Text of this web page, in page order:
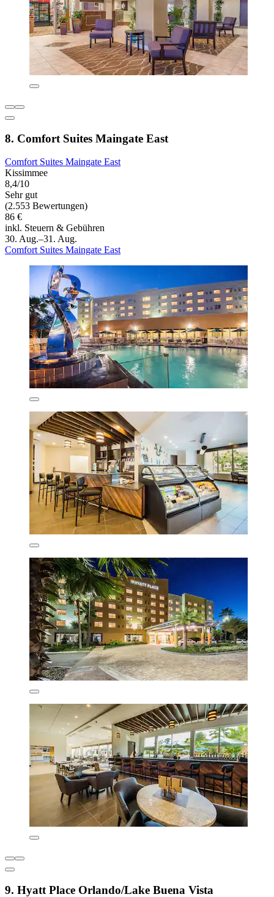
8. Comfort Suites Maingate East
Comfort Suites Maingate East
Kissimmee
8,4/10
Sehr gut
(2.553 Bewertungen)
86 €
inkl. Steuern & Gebühren
30. Aug.–31. Aug.
Comfort Suites Maingate East
9. Hyatt Place Orlando/Lake Buena Vista